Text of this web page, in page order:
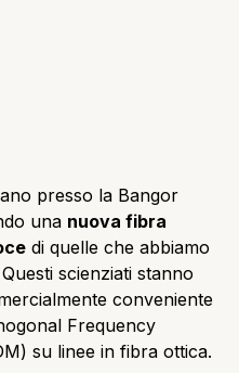
presso la Bangor
una nuova fibra
di quelle che abbiamo
scienziati stanno
conveniente
Frequency
su linee in fibra ottica.